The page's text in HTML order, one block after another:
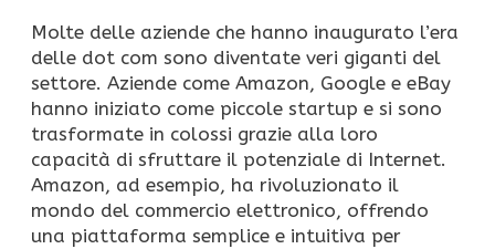
Molte delle aziende che hanno inaugurato l’era
delle dot com sono diventate veri giganti del
settore. Aziende come Amazon, Google e eBay
hanno iniziato come piccole startup e si sono
trasformate in colossi grazie alla loro
capacità di sfruttare il potenziale di Internet.
Amazon, ad esempio, ha rivoluzionato il
mondo del commercio elettronico, offrendo
una piattaforma semplice e intuitiva per